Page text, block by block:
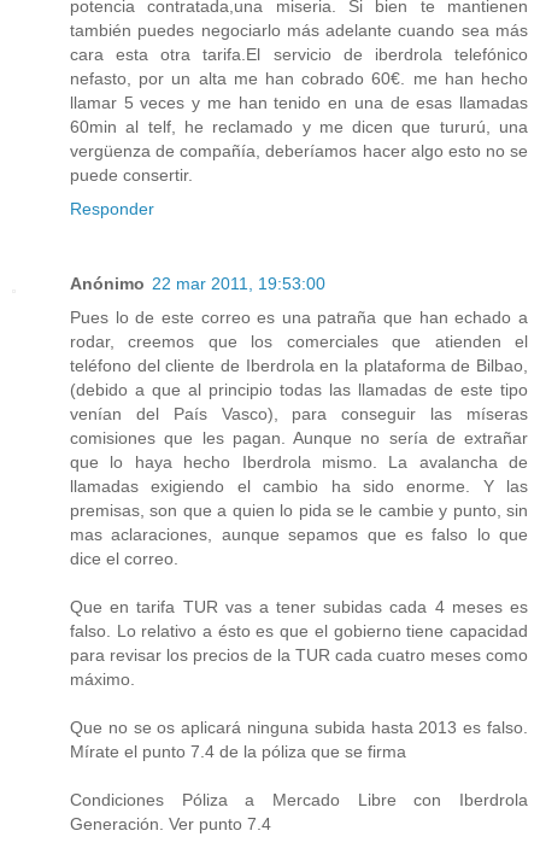
potencia contratada,una miseria. Si bien te mantienen
también puedes negociarlo más adelante cuando sea más
cara esta otra tarifa.El servicio de iberdrola telefónico
nefasto, por un alta me han cobrado 60€. me han hecho
llamar 5 veces y me han tenido en una de esas llamadas
60min al telf, he reclamado y me dicen que tururú, una
vergüenza de compañía, deberíamos hacer algo esto no se
puede consertir.
Responder
Anónimo 22 mar 2011, 19:53:00
Pues lo de este correo es una patraña que han echado a
rodar, creemos que los comerciales que atienden el
teléfono del cliente de Iberdrola en la plataforma de Bilbao,
(debido a que al principio todas las llamadas de este tipo
venían del País Vasco), para conseguir las míseras
comisiones que les pagan. Aunque no sería de extrañar
que lo haya hecho Iberdrola mismo. La avalancha de
llamadas exigiendo el cambio ha sido enorme. Y las
premisas, son que a quien lo pida se le cambie y punto, sin
mas aclaraciones, aunque sepamos que es falso lo que
dice el correo.
Que en tarifa TUR vas a tener subidas cada 4 meses es
falso. Lo relativo a ésto es que el gobierno tiene capacidad
para revisar los precios de la TUR cada cuatro meses como
máximo.
Que no se os aplicará ninguna subida hasta 2013 es falso.
Mírate el punto 7.4 de la póliza que se firma
Condiciones Póliza a Mercado Libre con Iberdrola
Generación. Ver punto 7.4